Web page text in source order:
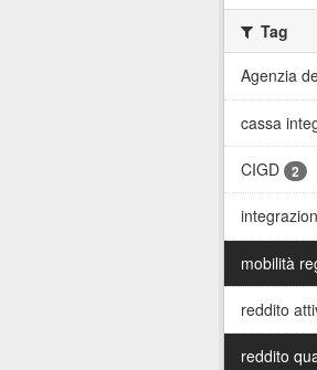
Tag
Agenzia
cassa
CIGD 2
mobilità
reddito
reddito